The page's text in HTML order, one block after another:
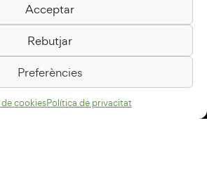
Acceptar
Rebutjar
Preferències
cookiesPolítica de privacitat
Bayés
1